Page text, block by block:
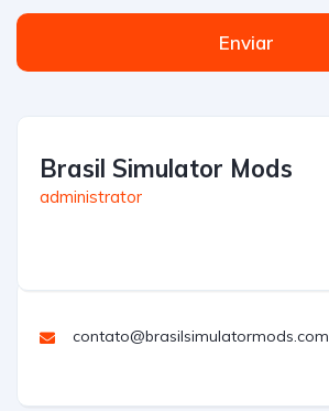
Enviar
Brasil Simulator Mods
administrator
contato@brasilsimulatormods.com